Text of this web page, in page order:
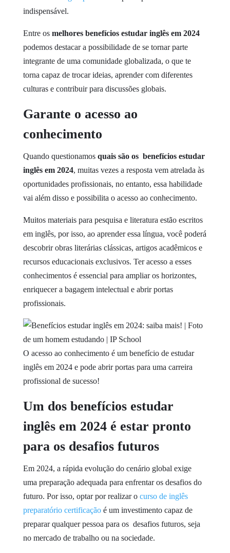
indispensável.
Entre os melhores benefícios estudar inglês em 2024
podemos destacar a possibilidade de se tornar parte
integrante de uma comunidade globalizada, o que te
torna capaz de trocar ideias, aprender com diferentes
culturas e contribuir para discussões globais.
Garante o acesso ao
conhecimento
Quando questionamos quais são os benefícios estudar
inglês em 2024, muitas vezes a resposta vem atrelada às
oportunidades profissionais, no entanto, essa habilidade
vai além disso e possibilita o acesso ao conhecimento.
Muitos materiais para pesquisa e literatura estão escritos
em inglês, por isso, ao aprender essa língua, você poderá
descobrir obras literárias clássicas, artigos acadêmicos e
recursos educacionais exclusivos. Ter acesso a esses
conhecimentos é essencial para ampliar os horizontes,
enriquecer a bagagem intelectual e abrir portas
profissionais.
O acesso ao conhecimento é um benefício de estudar
inglês em 2024 e pode abrir portas para uma carreira
profissional de sucesso!
Um dos benefícios estudar
inglês em 2024 é estar pronto
para os desafios futuros
Em 2024, a rápida evolução do cenário global exige
uma preparação adequada para enfrentar os desafios do
futuro. Por isso, optar por realizar o curso de inglês
preparatório certificaçãoé um investimento capaz de
preparar qualquer pessoa para os desafios futuros, seja
no mercado de trabalho ou na sociedade.